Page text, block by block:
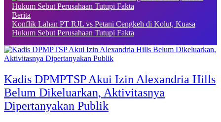
Berita
Konflik Lahan PT RJL vs Petani Cengkeh di Kolut, Kuasa
Hukum Sebut Perusahaan Tutupi Fakta
Kadis DPMPTSP Akui Izin Alexandria Hills
Belum Dikeluarkan, Aktivitasnya
Dipertanyakan Publik